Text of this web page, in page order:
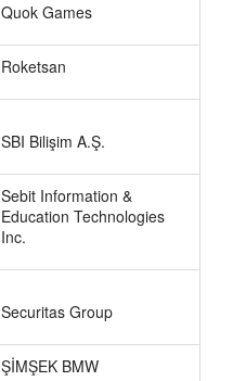
Quok Games
Roketsan
SBI Bilişim A.Ş.
Sebit Information &
Education Technologies
Inc.
Securitas Group
ŞİMŞEK BMW